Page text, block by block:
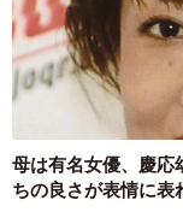
ゆうちょ銀行に相
ができました。今
思われる契約を解
母は有名女優、慶応
ちの良さが表情に表